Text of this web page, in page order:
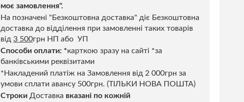
моє замовлення".
На позначені "Безкоштовна доставка" діє Безкоштовна
доставка до відділення при замовленні таких товарів
від 3 500грн НП або УП
Способи оплати: *карткою зразу на сайті *за
банківськими реквізитами
*Накладений платіж на Замовлення від 2 000грн за
умови сплати авансу 500грн. (ТІЛЬКИ НОВА ПОШТА)
Строки Доставка вказані по кожній